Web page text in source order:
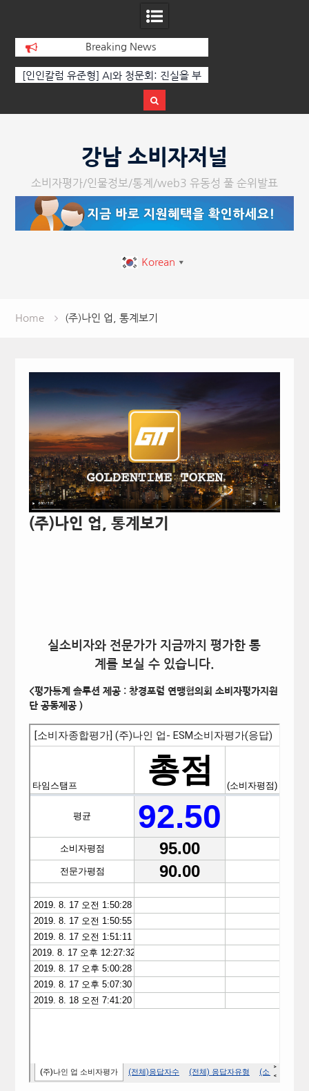
Breaking News
[인인칼럼 유준형] AI와 청문회: 진실을 부
다.
페스티벌’ 성
강남 소비자저널
소비자평가/인물정보/통계/web3 유동성 풀 순위발표
Korean ▼
Home (주)나인 업, 통계보기
(주)나인 업, 통계보기
실소비자와 전문가가 지금까지 평가한 통
계를 보실 수 있습니다.
<평가통계 솔루션 제공 : 창경포럼 연맹협의회 소비자평가지원
단 공동제공 )